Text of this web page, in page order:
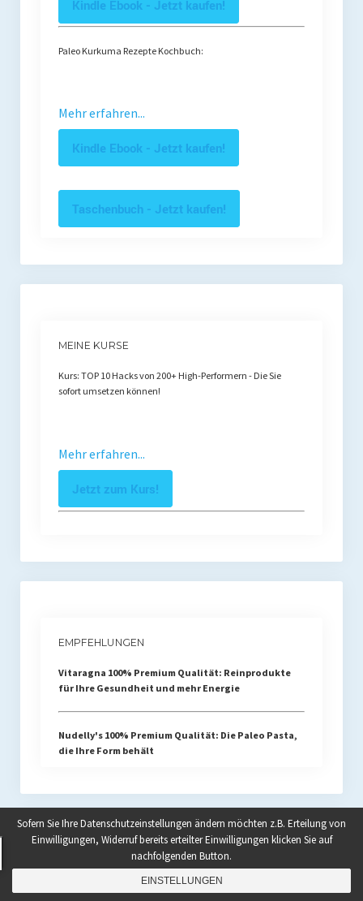
Kindle Ebook - Jetzt kaufen!
Paleo Kurkuma Rezepte Kochbuch:
Mehr erfahren...
Kindle Ebook - Jetzt kaufen!
Taschenbuch - Jetzt kaufen!
MEINE KURSE
Kurs: TOP 10 Hacks von 200+ High-Performern - Die Sie
sofort umsetzen können!
Mehr erfahren...
Jetzt zum Kurs!
EMPFEHLUNGEN
Vitaragna 100% Premium Qualität: Reinprodukte
für Ihre Gesundheit und mehr Energie
Nudelly's 100% Premium Qualität: Die Paleo Pasta,
die Ihre Form behält
MITGLIED DER DGPE UND ERS
Sofern Sie Ihre Datenschutzeinstellungen ändern möchten z.B. Erteilung von
Einwilligungen, Widerruf bereits erteilter Einwilligungen klicken Sie auf
nachfolgenden Button.
EINSTELLUNGEN